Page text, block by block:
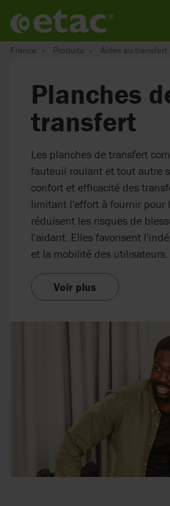
France Produits Aides au transfert
Planches
transfert
Les planches de transfert
fauteuil roulant et tout autre
confort et efficacité des
limitant l'effort à fournir pour
réduisent les risques de
l'aidant. Elles favorisent
et la mobilité des utilisateurs.
Voir plus